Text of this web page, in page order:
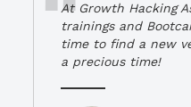
At Growth Hacking
trainings and
time to find a new
a precious time!